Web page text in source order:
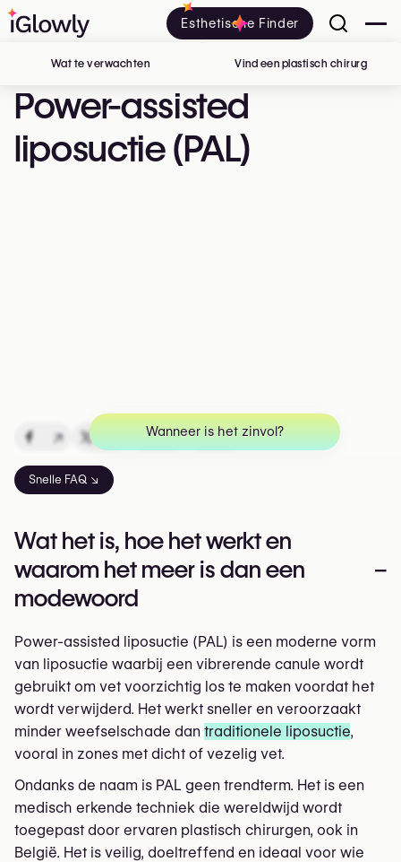
Esthetische Finder
Power-assisted
liposuctie (PAL)
Wat te verwachten Vind een plastisch chirurg
Snelle FAQ ↘
↗ ↗ ↗ ↗
Wat het is, hoe het werkt en
waarom het meer is dan een
modewoord
–
Power-assisted liposuctie (PAL) is een moderne vorm
van liposuctie waarbij een vibrerende canule wordt
gebruikt om vet voorzichtig los te maken voordat het
wordt verwijderd. Het werkt sneller en veroorzaakt
minder weefselschade dan traditionele liposuctie,
vooral in zones met dicht of vezelig vet.
Ondanks de naam is PAL geen trendterm. Het is een
medisch erkende techniek die wereldwijd wordt
toegepast door ervaren plastisch chirurgen, ook in
België. Het is veilig, doeltreffend en ideaal voor wie
Wanneer is het zinvol?